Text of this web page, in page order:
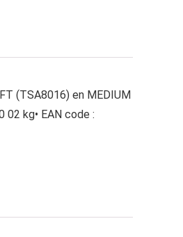
(TSA8016) en MEDIUM
02 kg• EAN code :